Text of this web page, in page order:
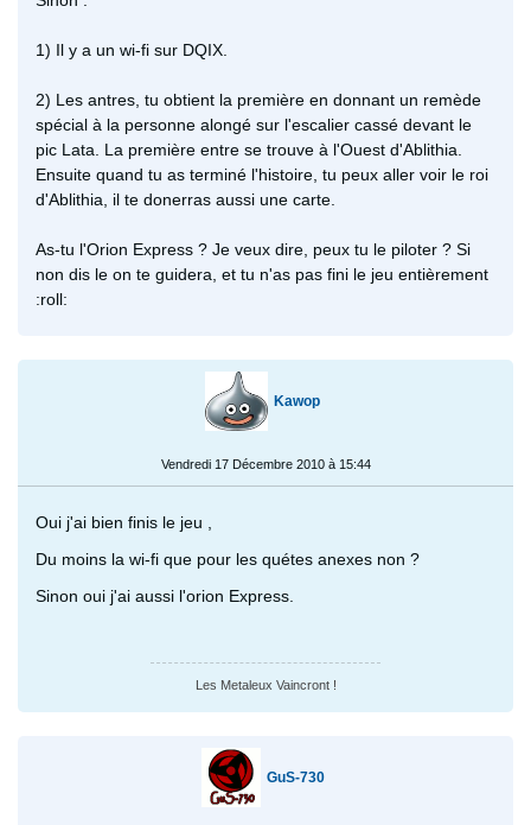
1) Il y a un wi-fi sur DQIX.
2) Les antres, tu obtient la première en donnant un remède
spécial à la personne alongé sur l'escalier cassé devant le
pic Lata. La première entre se trouve à l'Ouest d'Ablithia.
Ensuite quand tu as terminé l'histoire, tu peux aller voir le roi
d'Ablithia, il te donerras aussi une carte.
As-tu l'Orion Express ? Je veux dire, peux tu le piloter ? Si
non dis le on te guidera, et tu n'as pas fini le jeu entièrement
:roll:
Kawop
Vendredi 17 Décembre 2010 à 15:44
Oui j'ai bien finis le jeu ,
Du moins la wi-fi que pour les quétes anexes non ?
Sinon oui j'ai aussi l'orion Express.
Les Metaleux Vaincront !
GuS-730